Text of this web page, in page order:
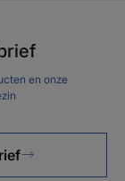
en onze